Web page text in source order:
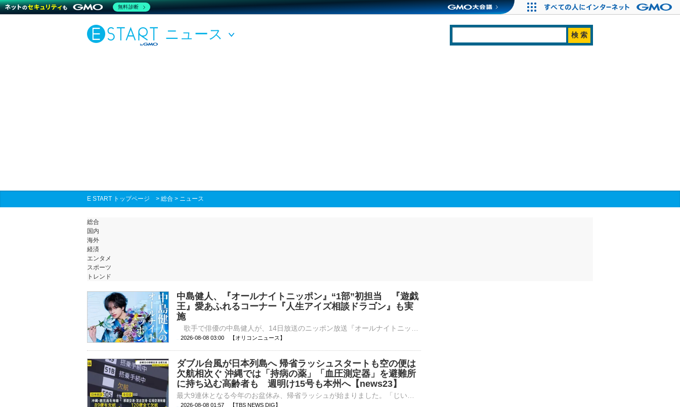
ニュース
E START トップページ > 総合 > ニュース
総合
国内
海外
経済
エンタメ
スポーツ
トレンド
中島健人、『オールナイトニッポン』“1部”初担当 『遊戯
王』愛あふれるコーナー『人生アイズ相談ドラゴン』も実
施
2026-08-08 03:00 【オリコンニュース】
ダブル台風が日本列島へ 帰省ラッシュスタートも空の便は
欠航相次ぐ 沖縄では「持病の薬」「血圧測定器」を避難所
に持ち込む高齢者も 週明け15号も本州へ【news23】
2026-08-08 01:57 【TBS NEWS DIG】
無料診断